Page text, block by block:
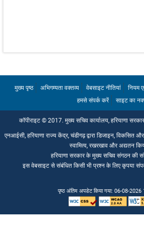
मुख्य पृष्ठ अभिगम्यता वक्तव्य वेबसाइट नीतियां नियम
हमसे संपर्क करें
साइट का
कॉपीराइट © 2017. मुख्य सचिव कार्यालय, हरियाणा
एनआईसी, हरियाणा राज्य केंद्र, चंडीगढ़ द्वारा डिजाइन, विकसित
स्वामित्व, रखरखाव और अद्यतन
हरियाणा सरकार के मुख्य सचिव संगठन की
इस वेबसाइट से संबंधित किसी भी प्रश्न के लिए कृपया
पृष्ठ अंतिम अपडेट किया गया: 06-08-2026